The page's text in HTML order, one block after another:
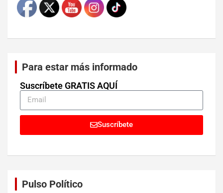
Para estar más informado
Suscríbete GRATIS AQUÍ
Suscríbete
Pulso Político